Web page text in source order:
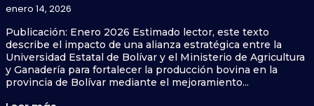
enero 14, 2026
Publicación: Enero 2026 Estimado lector, este texto
describe el impacto de una alianza estratégica entre la
Universidad Estatal de Bolívar y el Ministerio de Agricultura
y Ganadería para fortalecer la producción bovina en la
provincia de Bolívar mediante el mejoramiento...